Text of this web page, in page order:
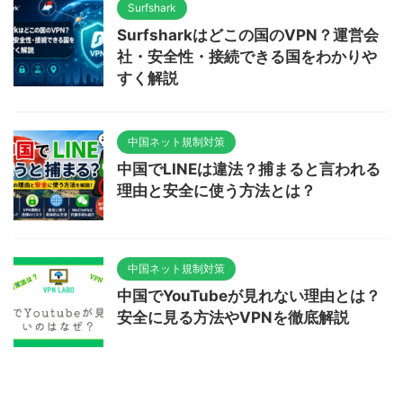
Surfshark
Surfsharkはどこの国のVPN？運営会
社・安全性・接続できる国をわかりや
すく解説
中国ネット規制対策
中国でLINEは違法？捕まると言われる
理由と安全に使う方法とは？
中国ネット規制対策
中国でYouTubeが見れない理由とは？
安全に見る方法やVPNを徹底解説